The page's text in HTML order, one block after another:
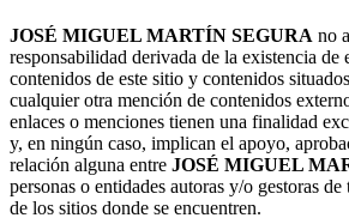
JOSÉ MIGUEL MARTÍN SEGURA no
responsabilidad derivada de la existencia de
contenidos de este sitio y contenidos
cualquier otra mención de contenidos
enlaces o menciones tienen una finalidad
y, en ningún caso, implican el apoyo,
relación alguna entre JOSÉ MIGUEL
personas o entidades autoras y/o gestoras
de los sitios donde se encuentren.